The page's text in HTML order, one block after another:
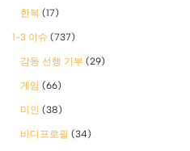
한복 (17)
1-3 이슈 (737)
감동 선행 기부 (29)
게임 (66)
미인 (38)
바디프로필 (34)